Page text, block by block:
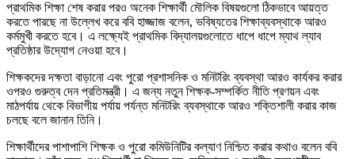
প্রাথমিক শিক্ষা শেষ করার পরও অনেক শিক্ষার্থী মৌলিক বিষয়গুলো ঠিকভাবে আয়ত্ত
করতে পারছে না উল্লেখ করে ববি হাজ্জাজ বলেন, ভবিষ্যতের শিক্ষাব্যবস্থাকে আরও
কর্মমুখী করতে হবে। এ লক্ষ্যেই প্রাথমিক বিদ্যালয়গুলোতে ধাপে ধাপে ম্যাথ ল্যাব
প্রতিষ্ঠার উদ্যোগ নেওয়া হবে।
শিক্ষকদের দক্ষতা বাড়ানো এবং পুরো প্রশাসনিক ও মনিটরিং ব্যবস্থা আরও কার্যকর করার
ওপরও গুরুত্ব দেন প্রতিমন্ত্রী। এ জন্য নতুন শিক্ষক-সম্পর্কিত নীতি প্রণয়ন এবং
মাঠপর্যায় থেকে বিভাগীয় পর্যায় পর্যন্ত মনিটরিং ব্যবস্থাকে আরও শক্তিশালী করার কাজ
চলছে বলে জানান তিনি।
শিক্ষার্থীদের পাশাপাশি শিক্ষক ও পুরো কমিউনিটির কল্যাণ নিশ্চিত করার কথাও বলেন ববি